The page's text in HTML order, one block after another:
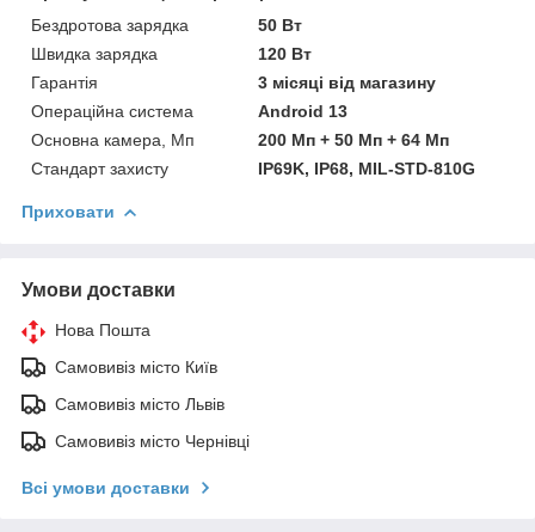
Бездротова зарядка
50 Вт
Швидка зарядка
120 Вт
Гарантія
3 місяці від магазину
Операційна система
Android 13
Основна камера, Мп
200 Мп + 50 Мп + 64 Мп
Стандарт захисту
IP69K, IP68, MIL-STD-810G
Приховати
Умови доставки
Нова Пошта
Самовивіз місто Київ
Самовивіз місто Львів
Самовивіз місто Чернівці
Всі умови доставки